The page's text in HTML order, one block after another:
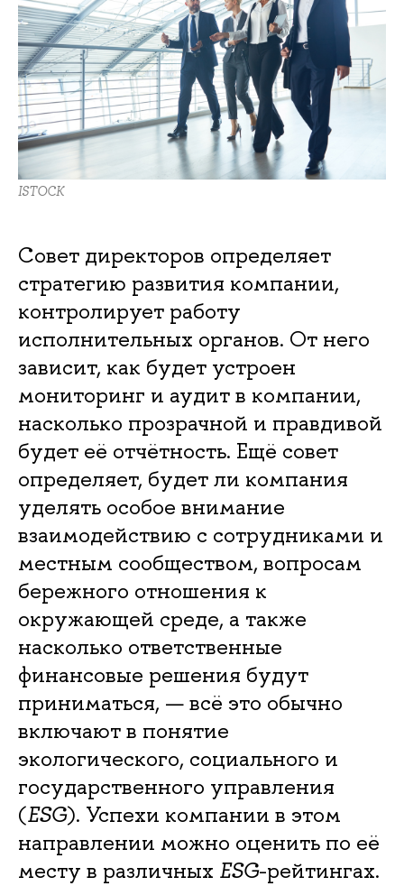
ISTOCK
Совет директоров определяет
стратегию развития компании,
контролирует работу
исполнительных органов. От него
зависит, как будет устроен
мониторинг и аудит в компании,
насколько прозрачной и правдивой
будет её отчётность. Ещё совет
определяет, будет ли компания
уделять особое внимание
взаимодействию с сотрудниками и
местным сообществом, вопросам
бережного отношения к
окружающей среде, а также
насколько ответственные
финансовые решения будут
приниматься, — всё это обычно
включают в понятие
экологического, социального и
государственного управления
(ESG). Успехи компании в этом
направлении можно оценить по её
месту в различных ESG-рейтингах.